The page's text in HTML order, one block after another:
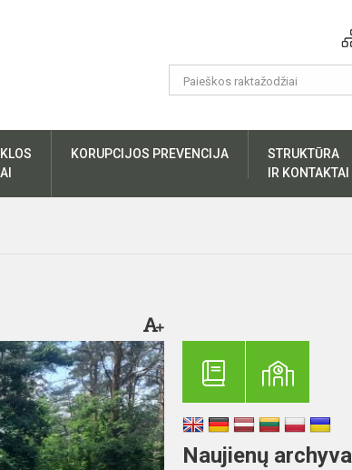
KORUPCIJOS PREVENCIJA
STRUKTŪRA
IR KONTAKTAI
Naujienų